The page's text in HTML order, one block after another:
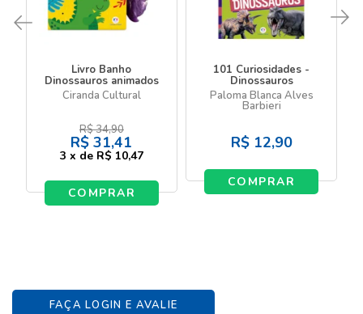
Livro Banho
Dinossauros animados
Ciranda Cultural
R$34,90
R$ 31,41
3 x de R$ 10,47
COMPRAR
101 Curiosidades -
Dinossauros
Paloma Blanca Alves
Barbieri
R$ 12,90
COMPRAR
FAÇA LOGIN E AVALIE